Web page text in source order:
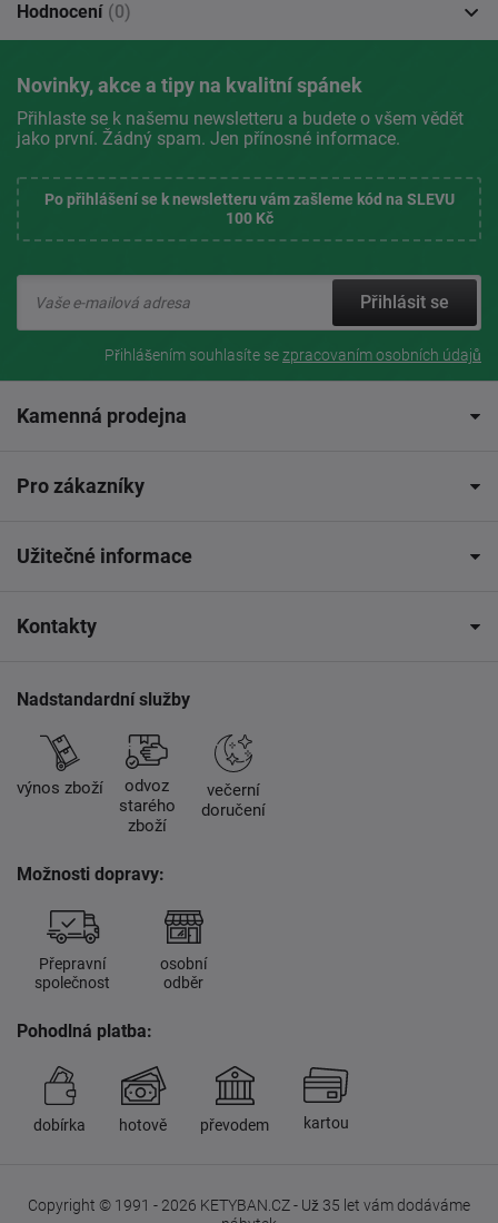
Hodnocení (0)
Novinky, akce a tipy na kvalitní spánek
Přihlaste se k našemu newsletteru a budete o všem vědět
jako první. Žádný spam. Jen přínosné informace.
Po přihlášení se k newsletteru vám zašleme kód na SLEVU
100 Kč
Přihlásit se
Přihlášením souhlasíte sezpracovaním osobních údajů
Kamenná prodejna
Pro zákazníky
Užitečné informace
Kontakty
Nadstandardní služby
výnos zboží
odvoz
starého
zboží
večerní
doručení
Možnosti dopravy:
Přepravní
společnost
osobní
odběr
Pohodlná platba:
dobírka hotově převodem kartou
Copyright © 1991 - 2026 KETYBAN.CZ - Už 35 let vám dodáváme